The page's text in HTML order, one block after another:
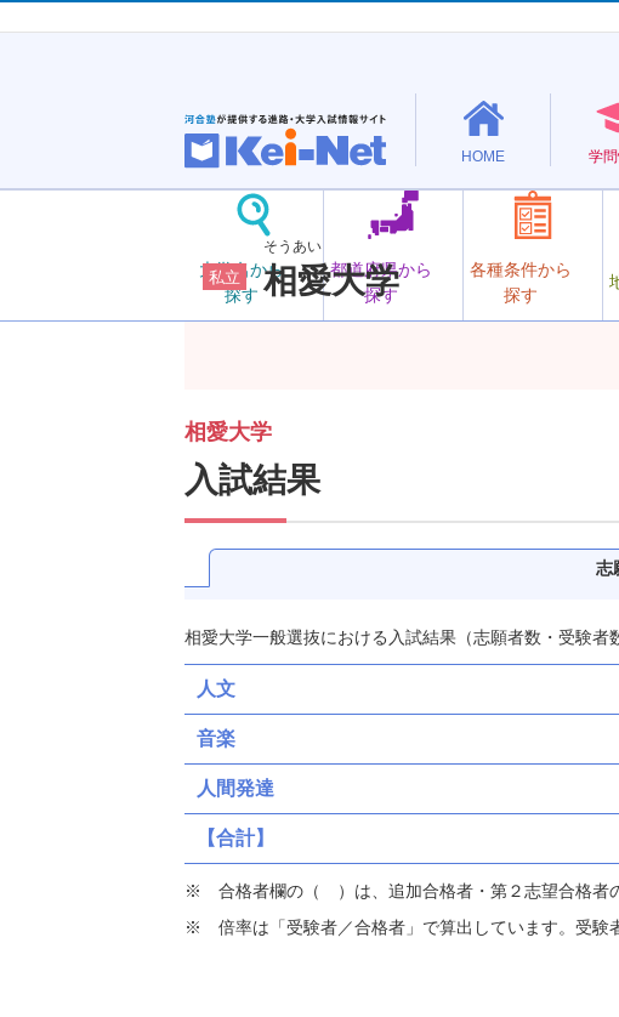
HOME 学
大学名から
探す
都道府県から
探す
各種条件から
探す
私立
そうあい
相愛大学
相愛大学
入試結果
志
相愛大学一般選抜における入試結果（志願者数・受験者
人文
音楽
人間発達
【合計】
合格者欄の（ ）は、追加合格者・第２志望合格者
倍率は「受験者／合格者」で算出しています。受験